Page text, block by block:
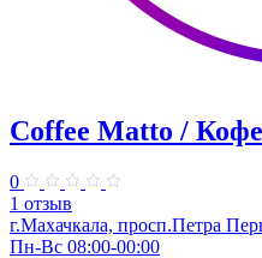
Coffee Matto /
0
1 отзыв
г.Махачкала, ​просп.Петра
Пн-Вс 08:00-00:00